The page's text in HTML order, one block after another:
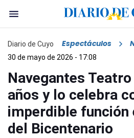
Diario de Cuyo Espectáculos
30 de mayo de 2026 - 17:08
Navegantes
años y lo celebra
imperdible función
del Bicentenario